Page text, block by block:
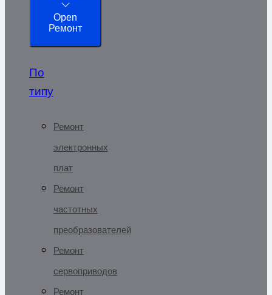
Open
Ремонт
По
типу
Ремонт
электронных
плат
Ремонт
частотных
преобразователей
Ремонт
сервоприводов
Ремонт